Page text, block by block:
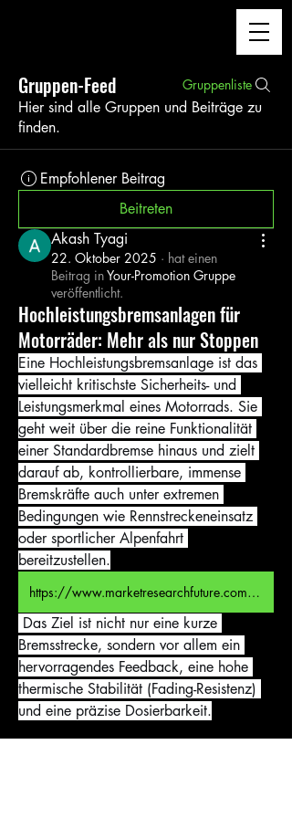
Gruppen-Feed Gruppenliste
Hier sind alle Gruppen und Beiträge zu
finden.
Empfohlener Beitrag
Beitreten
Akash Tyagi
22. Oktober 2025 · hat einen
Beitrag inYour-Promotion Gruppe
veröffentlicht.
Hochleistungsbremsanlagen für
Motorräder: Mehr als nur Stoppen
Eine Hochleistungsbremsanlage ist das
vielleicht kritischste Sicherheits- und
Leistungsmerkmal eines Motorrads. Sie
geht weit über die reine Funktionalität
einer Standardbremse hinaus und zielt
darauf ab, kontrollierbare, immense
Bremskräfte auch unter extremen
Bedingungen wie Rennstreckeneinsatz
oder sportlicher Alpenfahrt
bereitzustellen.
https://www.marketresearchfuture.com/reports/motorcycle-high-performance-braking-system-market-12430
Bremsstrecke, sondern vor allem ein
hervorragendes Feedback, eine hohe
thermische Stabilität (Fading-Resistenz)
und eine präzise Dosierbarkeit.